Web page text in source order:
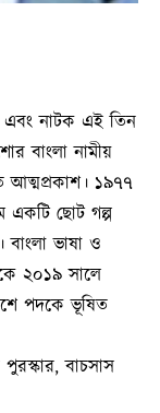
এবং নাটক এই তিন
বাংলা নামীয়
আত্মপ্রকাশ। ১৯৭৭
একটি ছোট গল্প
ভাষা ও
২০১৯ সালে
পদকে ভূষিত
বাচসাস